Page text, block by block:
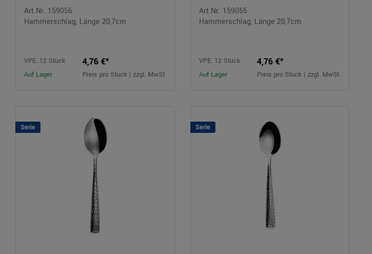
Art.Nr. 159056
Hammerschlag, Länge 20,7cm
VPE: 12 Stück
Auf Lager
4,76 €*
Preis pro Stück | zzgl. MwSt.
Art.Nr. 159055
Hammerschlag, Länge 20,7cm
VPE: 12 Stück
Auf Lager
4,76 €*
Preis pro Stück | zzgl. MwSt.
Serie Serie